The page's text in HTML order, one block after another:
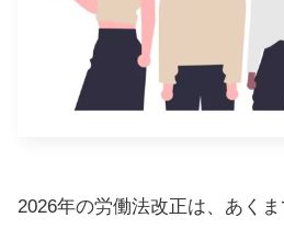
2026年の労働法改正は、あく